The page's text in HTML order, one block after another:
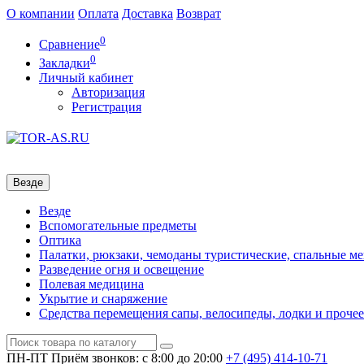
О компании Оплата Доставка Возврат
Сравнение0
Закладки0
Личный кабинет
Авторизация
Регистрация
Везде
Везде
Вспомогательные предметы
Оптика
Палатки, рюкзаки, чемоданы туристические, спальные
Разведение огня и освещение
Полевая медицина
Укрытие и снаряжение
Средства перемещения сапы, велосипеды, лодки и прочее
ПН-ПТ Приём звонков: с 8:00 до 20:00 +7 (495) 414-10-71